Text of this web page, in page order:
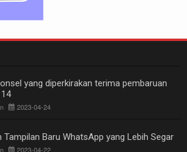
yang diperkirakan terima pembaruan
2023-04-24
Tampilan Baru WhatsApp yang Lebih Segar
2023-04-22